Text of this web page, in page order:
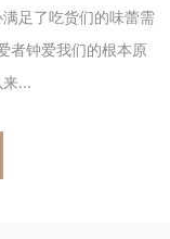
足了吃货们的味蕾需
者钟爱我们的根本原
...